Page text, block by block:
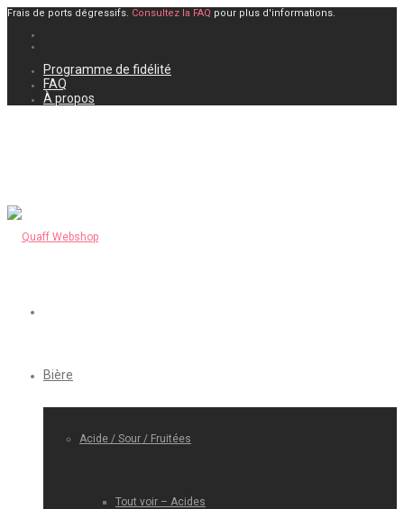
Frais de ports dégressifs. Consultez la FAQ pour plus d'informations.
Programme de fidélité
FAQ
À propos
Bière
Acide / Sour / Fruitées
Tout voir – Acides